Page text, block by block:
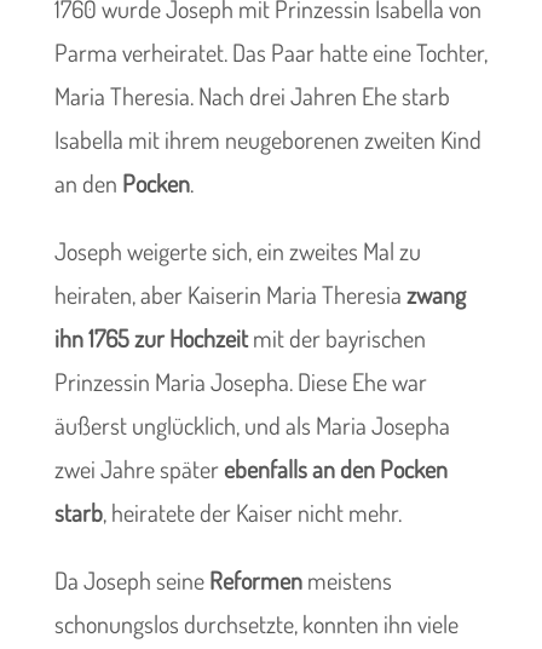
1760 wurde Joseph mit Prinzessin Isabella von
Parma verheiratet. Das Paar hatte eine Tochter,
Maria Theresia. Nach drei Jahren Ehe starb
Isabella mit ihrem neugeborenen zweiten Kind
an den Pocken.
Joseph weigerte sich, ein zweites Mal zu
heiraten, aber Kaiserin Maria Theresiazwang
ihn 1765 zur Hochzeitmit der bayrischen
Prinzessin Maria Josepha. Diese Ehe war
äußerst unglücklich, und als Maria Josepha
zwei Jahre späterebenfalls an den Pocken
starb, heiratete der Kaiser nicht mehr.
Da Joseph seineReformenmeistens
schonungslos durchsetzte, konnten ihn viele